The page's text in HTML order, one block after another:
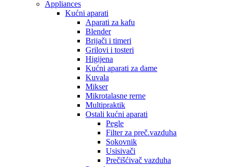
Appliances
Kućni aparati
Aparati za kafu
Blender
Brijači i timeri
Grilovi i tosteri
Higijena
Kućni aparati za dame
Kuvala
Mikser
Mikrotalasne rerne
Multipraktik
Ostali kućni aparati
Pegle
Filter za preč.vazduha
Sokovnik
Usisivači
Prečišćivač vazduha